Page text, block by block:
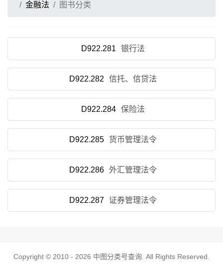
金融法
图书分类
D922.281 银行法
D922.282 信托、信贷法
D922.284 保险法
D922.285 货币管理法令
D922.286 外汇管理法令
D922.287 证券管理法令
Copyright © 2010 - 2026 中图分类号查询 . All Rights Reserved.